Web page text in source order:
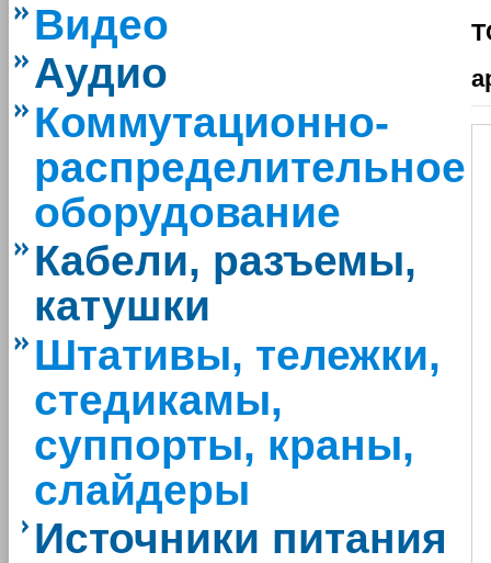
Видео
Аудио
Коммутационно-
распределительное
оборудование
Кабели, разъемы,
катушки
Штативы, тележки,
стедикамы,
суппорты, краны,
слайдеры
Источники питания